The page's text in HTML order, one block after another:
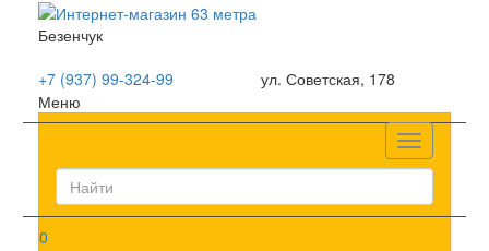
Безенчук
+7 (937) 99-324-99
ул. Советская, 178
Меню
Список
0